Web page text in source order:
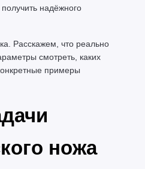
надёжного
Расскажем, что реально
смотреть, каких
примеры
ножа